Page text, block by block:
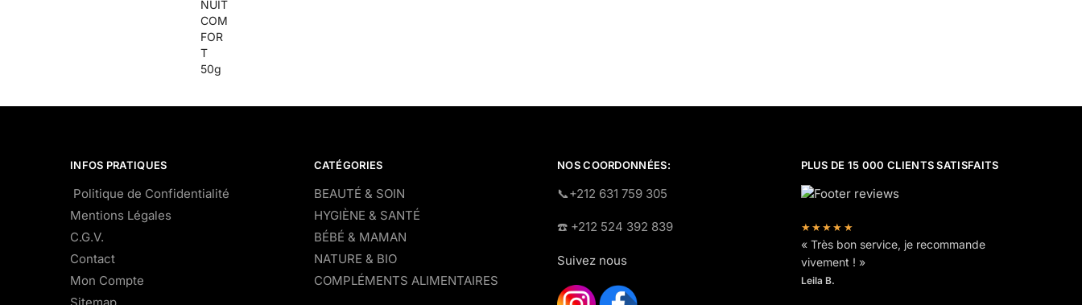
INFOS PRATIQUES
Politique de Confidentialité
Mentions Légales
C.G.V.
Contact
Mon Compte
CATÉGORIES
BEAUTÉ & SOIN
HYGIÈNE & SANTÉ
BÉBÉ & MAMAN
NATURE & BIO
COMPLÉMENTS ALIMENTAIRES
NOS COORDONNÉES:
​📞+212 631 759 305
☎️​ +212 524 392 839
Suivez nous
PLUS DE 15 000 CLIENTS SATISFAITS
★★★★★
« Très bon service, je recommande
vivement ! »
Leila B.